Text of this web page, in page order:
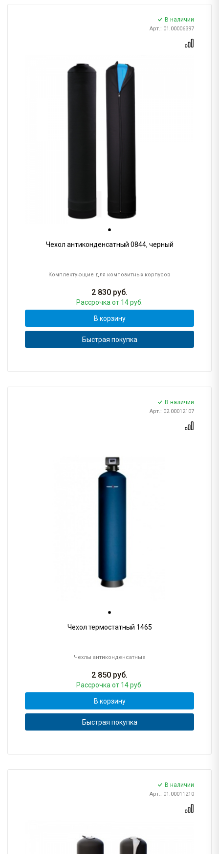
В наличии
Арт.: 01.00006397
Чехол антиконденсатный 0844, черный
Комплектующие для композитных корпусов
2 830 руб.
Рассрочка от 14 руб.
В корзину
Быстрая покупка
В наличии
Арт.: 02.00012107
Чехол термостатный 1465
Чехлы антиконденсатные
2 850 руб.
Рассрочка от 14 руб.
В корзину
Быстрая покупка
В наличии
Арт.: 01.00011210